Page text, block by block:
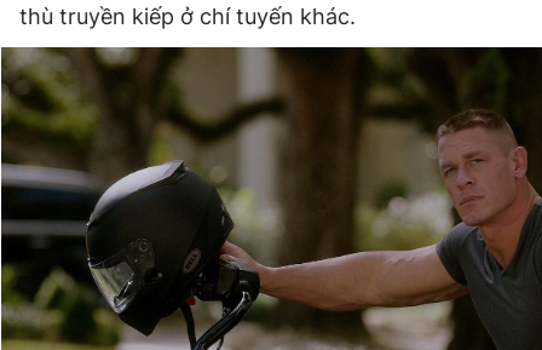
thù truyền kiếp ở chí tuyến khác.